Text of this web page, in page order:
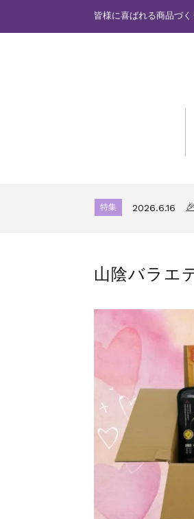
皆様に喜ばれる商品づ
特集 2026.6.16
特集 2025.6.16
山陰バラエ